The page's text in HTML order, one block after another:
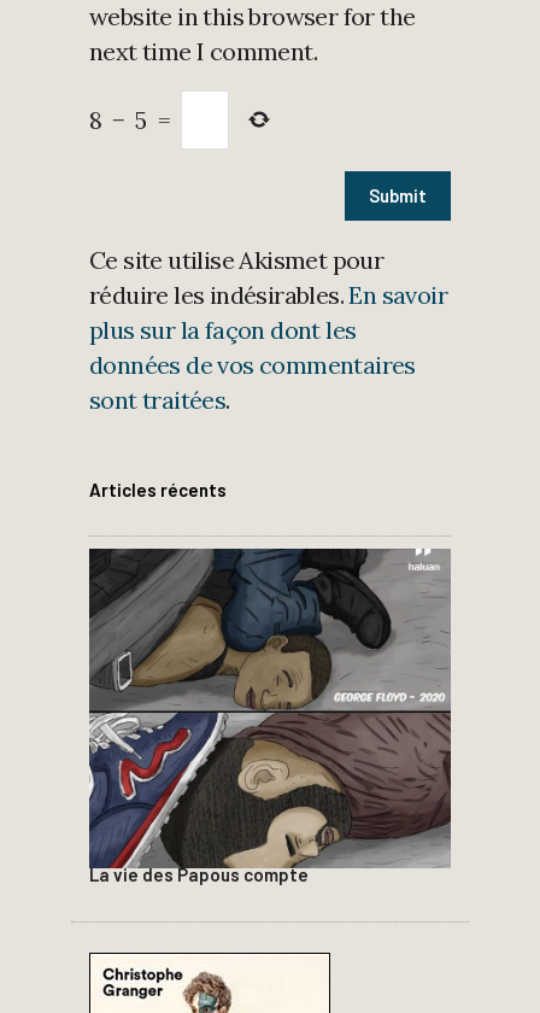
website in this browser for the
next time I comment.
8 − 5 =
Ce site utilise Akismet pour
réduire les indésirables.En savoir
plus sur la façon dont les
données de vos commentaires
sont traitées.
Articles récents
La vie des Papous compte